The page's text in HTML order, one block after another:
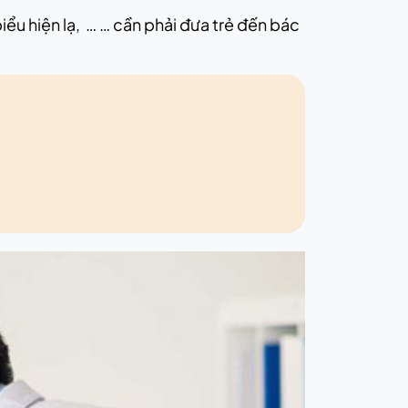
hiện lạ, … … cần phải đưa trẻ đến bác